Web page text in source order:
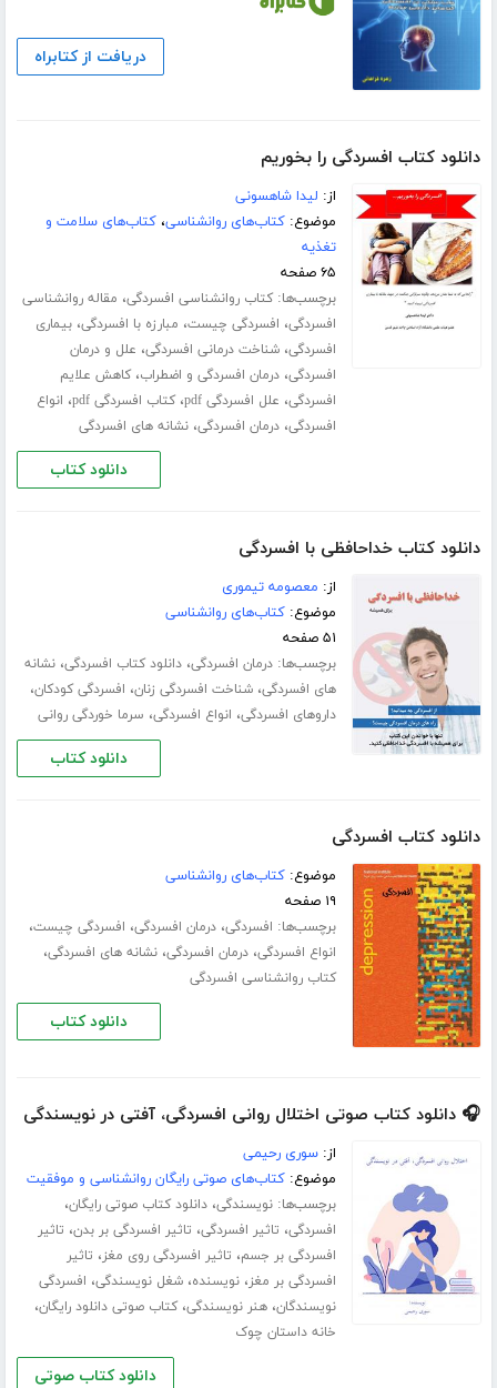
دریافت از کتابراه
دانلود کتاب افسردگی را بخوریم
از: لیدا شاهسونی
موضوع:کتاب‌های روانشناسی،کتاب‌های سلامت و
تغذیه
۶۵ صفحه
برچسب‌ها:کتاب روانشناسی افسردگی، مقاله روانشناسی
افسردگی، افسردگی چیست، مبارزه با افسردگی،بیماری
افسردگی،شناخت درمانی افسردگی، علل و درمان
افسردگی،درمان افسردگی و اضطراب،کاهش علایم
افسردگی، علل افسردگی pdf ،کتاب افسردگی pdf ، انواع
افسردگی،درمان افسردگی،نشانه های افسردگی
دانلود کتاب
دانلود کتاب خداحافظی با افسردگی
از: معصومه تیموری
موضوع:کتاب‌های روانشناسی
۵۱ صفحه
برچسب‌ها:درمان افسردگی،دانلود کتاب افسردگی،نشانه
های افسردگی،شناخت افسردگی زنان، افسردگی کودکان،
داروهای افسردگی، انواع افسردگی، سرما خوردگی روانی
دانلود کتاب
دانلود کتاب افسردگی
موضوع:کتاب‌های روانشناسی
۱۹ صفحه
برچسب‌ها: افسردگی،درمان افسردگی، افسردگی چیست،
انواع افسردگی،درمان افسردگی،نشانه های افسردگی،
کتاب روانشناسی افسردگی
دانلود کتاب
🎧 دانلود کتاب صوتی اختلال روانی افسردگی، آفتی در نویسندگی
از:سوری رحیمی
موضوع:کتاب‌های صوتی رایگان روانشناسی و موفقیت
برچسب‌ها:نویسندگی،دانلود کتاب صوتی رایگان،
افسردگی، تاثیر افسردگی، تاثیر افسردگی بر بدن، تاثیر
افسردگی بر جسم، تاثیر افسردگی روی مغز، تاثیر
افسردگی بر مغز،نویسنده،شغل نویسندگی، افسردگی
نویسندگان،هنر نویسندگی،کتاب صوتی دانلود رایگان،
خانه داستان چوک
دانلود کتاب صوتی